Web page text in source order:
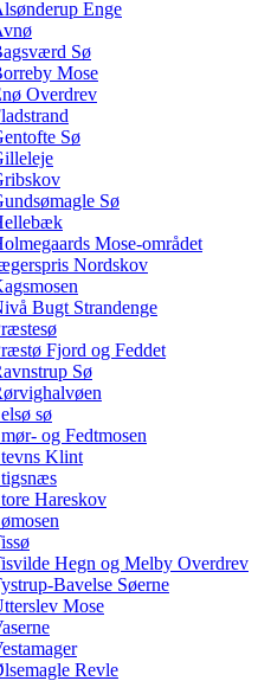
Enge
Sø
Mose
Overdrev
Sø
Sø
Mose-området
Nordskov
Bugt Strandenge
Fjord og Feddet
Sø
sø
og Fedtmosen
Klint
Hareskov
Hegn og Melby Overdrev
Bavelse Søerne
Mose
Revle